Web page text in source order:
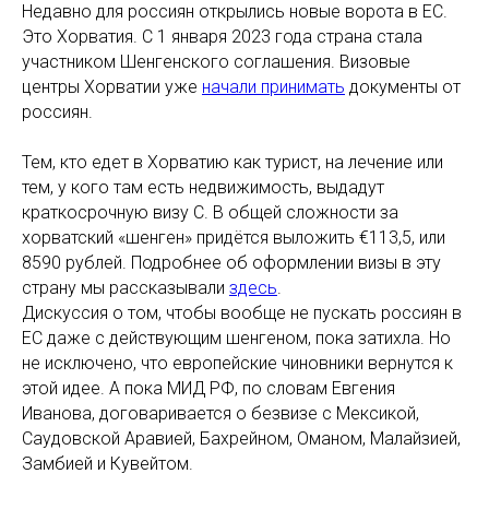
Недавно для россиян открылись новые ворота в ЕС.
Это Хорватия. С 1 января 2023 года страна стала
участником Шенгенского соглашения. Визовые
центры Хорватии уже начали принимать документы от
россиян.
Тем, кто едет в Хорватию как турист, на лечение или
тем, у кого там есть недвижимость, выдадут
краткосрочную визу С. В общей сложности за
хорватский «шенген» придётся выложить €113,5, или
8590 рублей. Подробнее об оформлении визы в эту
страну мы рассказывали здесь.
Дискуссия о том, чтобы вообще не пускать россиян в
ЕС даже с действующим шенгеном, пока затихла. Но
не исключено, что европейские чиновники вернутся к
этой идее. А пока МИД РФ, по словам Евгения
Иванова, договаривается о безвизе с Мексикой,
Саудовской Аравией, Бахрейном, Оманом, Малайзией,
Замбией и Кувейтом.